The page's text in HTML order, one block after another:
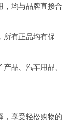
，均与品牌直接合
所有正品均有保
品、汽车用品、
，享受轻松购物的